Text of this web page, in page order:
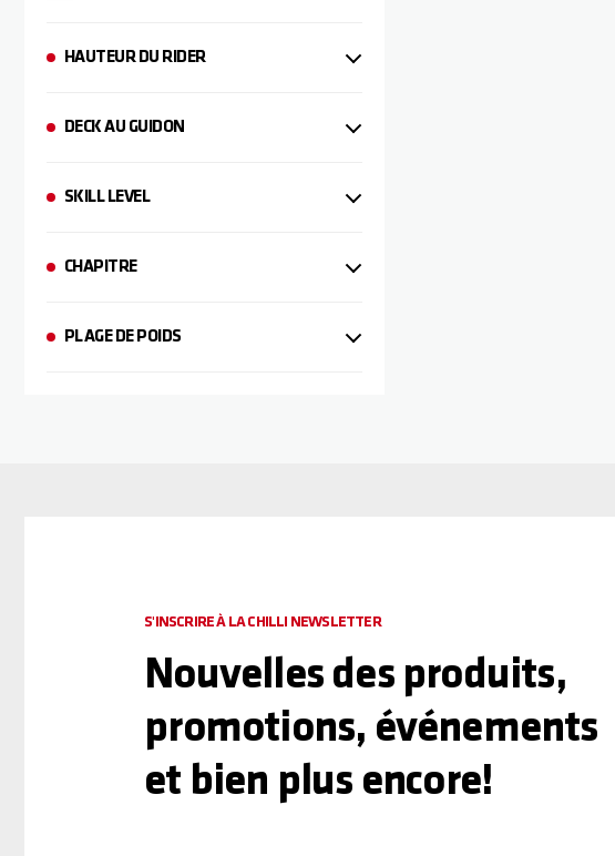
HAUTEUR DU RIDER
DECK AU GUIDON
SKILL LEVEL
CHAPITRE
PLAGE DE POIDS
S'INSCRIRE À LA CHILLI NEWSLETTER
Nouvelles des produits,
promotions, événements
et bien plus encore!